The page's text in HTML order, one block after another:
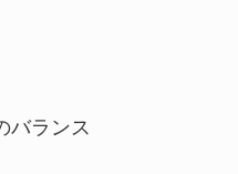
バランス